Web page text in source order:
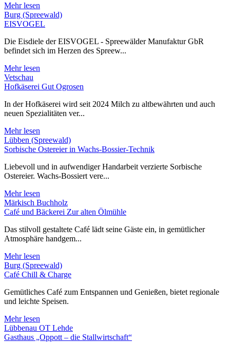
Mehr lesen
Burg (Spreewald)
EISVOGEL
Die Eisdiele der EISVOGEL - Spreewälder Manufaktur GbR
befindet sich im Herzen des Spreew...
Mehr lesen
Vetschau
Hofkäserei Gut Ogrosen
In der Hofkäserei wird seit 2024 Milch zu altbewährten und auch
neuen Spezialitäten ver...
Mehr lesen
Lübben (Spreewald)
Sorbische Ostereier in Wachs-Bossier-Technik
Liebevoll und in aufwendiger Handarbeit verzierte Sorbische
Ostereier. Wachs-Bossiert vere...
Mehr lesen
Märkisch Buchholz
Café und Bäckerei Zur alten Ölmühle
Das stilvoll gestaltete Café lädt seine Gäste ein, in gemütlicher
Atmosphäre handgem...
Mehr lesen
Burg (Spreewald)
Café Chill & Charge
Gemütliches Café zum Entspannen und Genießen, bietet regionale
und leichte Speisen.
Mehr lesen
Lübbenau OT Lehde
Gasthaus „Oppott – die Stallwirtschaft“